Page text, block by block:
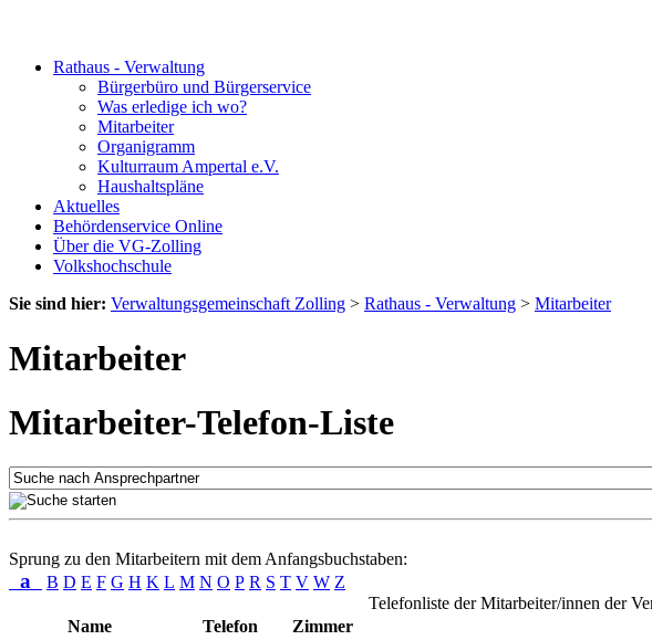
Rathaus - Verwaltung
Bürgerbüro und Bürgerservice
Was erledige ich wo?
Mitarbeiter
Organigramm
Kulturraum Ampertal e.V.
Haushaltspläne
Aktuelles
Behördenservice Online
Über die VG-Zolling
Volkshochschule
Sie sind hier: Verwaltungsgemeinschaft Zolling > Rathaus - Verwaltung > Mitarbeiter
Mitarbeiter
Mitarbeiter-Telefon-Liste
Sprung zu den Mitarbeitern mit dem Anfangsbuchstaben:
a B D E F G H K L M N O P R S T V W Z
Telefonliste der Mitarbeiter/innen der
Name
Telefon Zimmer